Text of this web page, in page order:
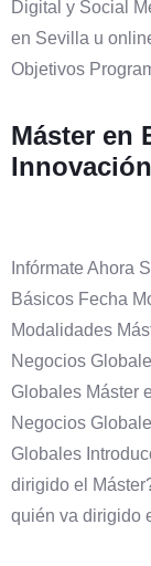
Digital y Social
en Sevilla u
Objetivos
Máster en
Infórmate Ahora
Básicos Fecha
Modalidades
Negocios
Globales Máster
Negocios
Globales
dirigido el
quién va dirigido